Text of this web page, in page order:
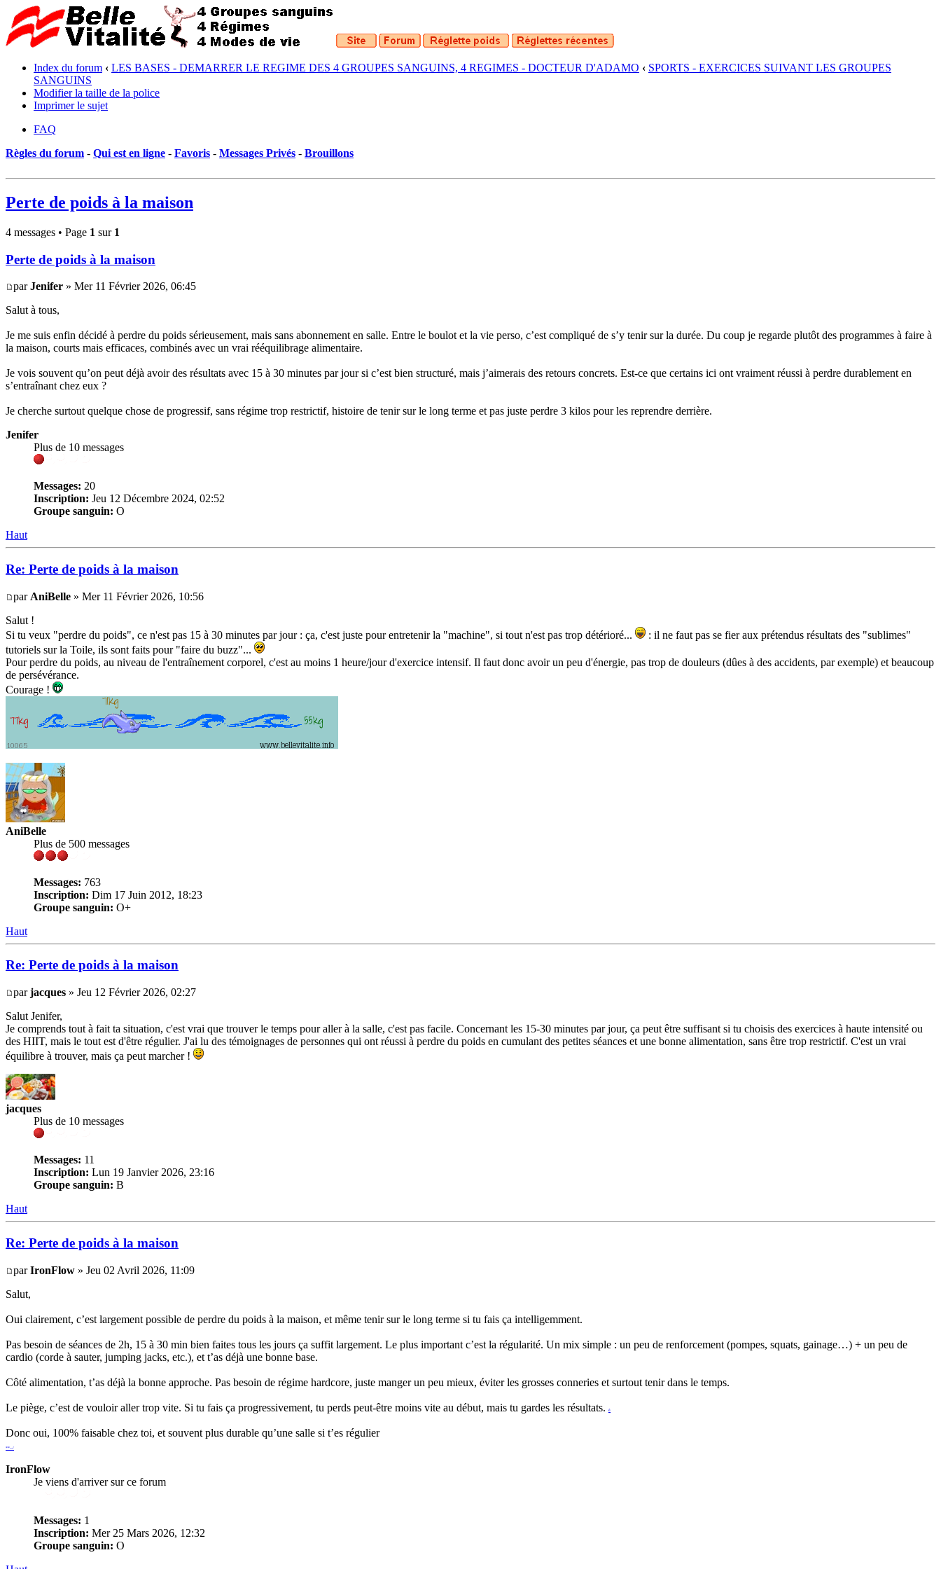
Index du forum ‹ LES BASES - DEMARRER LE REGIME DES 4 GROUPES SANGUINS, 4 REGIMES - DOCTEUR D'ADAMO ‹ SPORTS - EXERCICES SUIVANT LES GROUPES
SANGUINS
Modifier la taille de la police
Imprimer le sujet
FAQ
Règles du forum - Qui est en ligne - Favoris - Messages Privés - Brouillons
Perte de poids à la maison
4 messages • Page 1 sur 1
Perte de poids à la maison
parJenifer » Mer 11 Février 2026, 06:45
Salut à tous,
Je me suis enfin décidé à perdre du poids sérieusement, mais sans abonnement en salle. Entre le boulot et la vie perso, c’est compliqué de s’y tenir sur la durée. Du coup je regarde plutôt des programmes à faire à
la maison, courts mais efficaces, combinés avec un vrai rééquilibrage alimentaire.
Je vois souvent qu’on peut déjà avoir des résultats avec 15 à 30 minutes par jour si c’est bien structuré, mais j’aimerais des retours concrets. Est-ce que certains ici ont vraiment réussi à perdre durablement en
s’entraînant chez eux ?
Je cherche surtout quelque chose de progressif, sans régime trop restrictif, histoire de tenir sur le long terme et pas juste perdre 3 kilos pour les reprendre derrière.
Jenifer
Plus de 10 messages
Messages: 20
Inscription: Jeu 12 Décembre 2024, 02:52
Groupe sanguin: O
Haut
Re: Perte de poids à la maison
par AniBelle » Mer 11 Février 2026, 10:56
Salut !
Si tu veux "perdre du poids", ce n'est pas 15 à 30 minutes par jour : ça, c'est juste pour entretenir la "machine", si tout n'est pas trop détérioré...
: il ne faut pas se fier aux prétendus résultats des "sublimes"
tutoriels sur la Toile, ils sont faits pour "faire du buzz"...
Pour perdre du poids, au niveau de l'entraînement corporel, c'est au moins 1 heure/jour d'exercice intensif. Il faut donc avoir un peu d'énergie, pas trop de douleurs (dûes à des accidents, par exemple) et beaucoup
de persévérance.
Courage !
AniBelle
Plus de 500 messages
Messages: 763
Inscription: Dim 17 Juin 2012, 18:23
Groupe sanguin: O+
Haut
Re: Perte de poids à la maison
parjacques » Jeu 12 Février 2026, 02:27
Salut Jenifer,
Je comprends tout à fait ta situation, c'est vrai que trouver le temps pour aller à la salle, c'est pas facile. Concernant les 15-30 minutes par jour, ça peut être suffisant si tu choisis des exercices à haute intensité ou
des HIIT, mais le tout est d'être régulier. J'ai lu des témoignages de personnes qui ont réussi à perdre du poids en cumulant des petites séances et une bonne alimentation, sans être trop restrictif. C'est un vrai
équilibre à trouver, mais ça peut marcher !
jacques
Plus de 10 messages
Messages: 11
Inscription: Lun 19 Janvier 2026, 23:16
Groupe sanguin: B
Haut
Re: Perte de poids à la maison
parIronFlow » Jeu 02 Avril 2026, 11:09
Salut,
Oui clairement, c’est largement possible de perdre du poids à la maison, et même tenir sur le long terme si tu fais ça intelligemment.
Pas besoin de séances de 2h, 15 à 30 min bien faites tous les jours ça suffit largement. Le plus important c’est la régularité. Un mix simple : un peu de renforcement (pompes, squats, gainage…) + un peu de
cardio (corde à sauter, jumping jacks, etc.), et t’as déjà une bonne base.
Côté alimentation, t’as déjà la bonne approche. Pas besoin de régime hardcore, juste manger un peu mieux, éviter les grosses conneries et surtout tenir dans le temps.
Le piège, c’est de vouloir aller trop vite. Si tu fais ça progressivement, tu perds peut-être moins vite au début, mais tu gardes les résultats. è
Donc oui, 100% faisable chez toi, et souvent plus durable qu’une salle si t’es régulier
**--/
IronFlow
Je viens d'arriver sur ce forum
Messages: 1
Inscription: Mer 25 Mars 2026, 12:32
Groupe sanguin: O